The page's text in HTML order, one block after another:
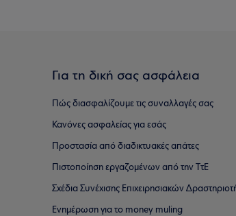
Για τη δική σας ασφάλεια
Πώς διασφαλίζουμε τις συναλλαγές σας
Κανόνες ασφαλείας για εσάς
Προστασία από διαδικτυακές απάτες
Πιστοποίηση εργαζομένων από την ΤτΕ
Σχέδια Συνέχισης Επιχειρησιακών
Ενημέρωση για το money muling